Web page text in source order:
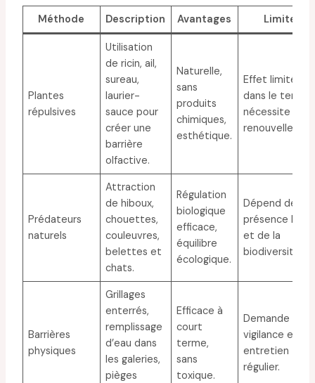
Méthode Description Avantages Limites
Plantes
répulsives
Utilisation
de ricin, ail,
sureau,
laurier-
sauce pour
créer une
barrière
olfactive.
Naturelle,
sans
produits
chimiques,
esthétique.
Effet limité
dans le temps,
nécessite
Prédateurs
naturels
Attraction
de hiboux,
chouettes,
couleuvres,
belettes et
chats.
Régulation
biologique
efficace,
équilibre
écologique.
Dépend de la
présence
et de la
biodiversité.
Barrières
physiques
Grillages
enterrés,
remplissage
d’eau dans
les galeries,
pièges
Efficace à
court
terme,
sans
toxique.
Demande
vigilance et
entretien
régulier.